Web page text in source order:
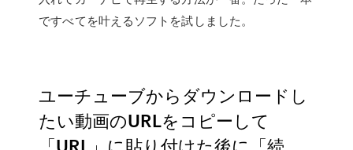
ですべてを叶えるソフトを試しました。
ユーチューブからダウンロードし
たい動画のURLをコピーして
「URL」に貼り付けた後に「続